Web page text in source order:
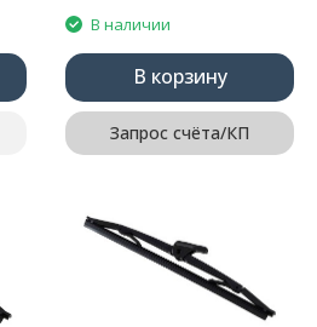
В наличии
В корзину
Запрос счёта/КП